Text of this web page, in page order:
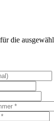
die